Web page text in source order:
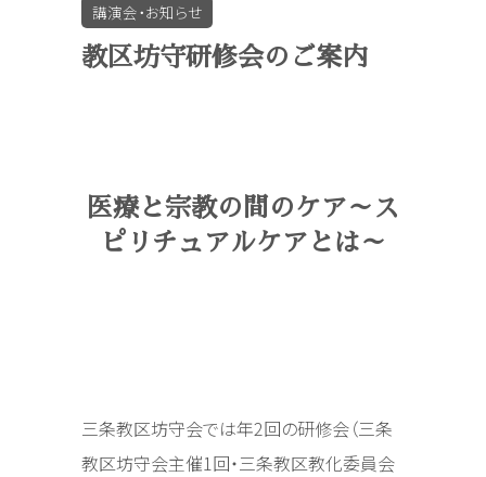
講演会・お知らせ
教区坊守研修会のご案内
医療と宗教の間のケア～ス
ピリチュアルケアとは～
三条教区坊守会では年2回の研修会（三条
教区坊守会主催1回・三条教区教化委員会